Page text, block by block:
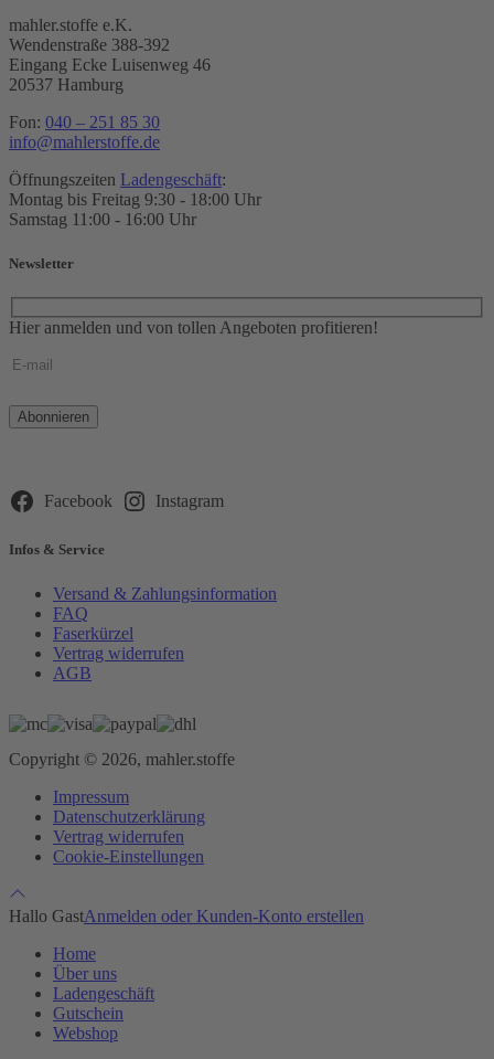
mahler.stoffe e.K.
Wendenstraße 388-392
Eingang Ecke Luisenweg 46
20537 Hamburg
Fon: 040 – 251 85 30
info@mahlerstoffe.de
Öffnungszeiten Ladengeschäft:
Montag bis Freitag 9:30 - 18:00 Uhr
Samstag 11:00 - 16:00 Uhr
Newsletter
Hier anmelden und von tollen Angeboten profitieren!
Bitte
lasse
leer.
Facebook Instagram
Infos & Service
Versand & Zahlungsinformation
FAQ
Faserkürzel
Vertrag widerrufen
AGB
Copyright © 2026, mahler.stoffe
Impressum
Datenschutzerklärung
Vertrag widerrufen
Cookie-Einstellungen
Hallo GastAnmelden oder Kunden-Konto erstellen
Home
Über uns
Ladengeschäft
Gutschein
Webshop